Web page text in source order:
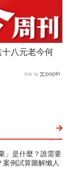
八元老今何
Ads by
」是什麼？誰需要
例試算圖解懶人